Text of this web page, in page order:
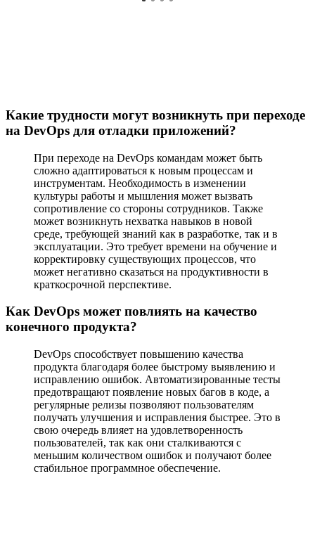
Какие трудности могут возникнуть при переходе
на DevOps для отладки приложений?
При переходе на DevOps командам может быть
сложно адаптироваться к новым процессам и
инструментам. Необходимость в изменении
культуры работы и мышления может вызвать
сопротивление со стороны сотрудников. Также
может возникнуть нехватка навыков в новой
среде, требующей знаний как в разработке, так и в
эксплуатации. Это требует времени на обучение и
корректировку существующих процессов, что
может негативно сказаться на продуктивности в
краткосрочной перспективе.
Как DevOps может повлиять на качество
конечного продукта?
DevOps способствует повышению качества
продукта благодаря более быстрому выявлению и
исправлению ошибок. Автоматизированные тесты
предотвращают появление новых багов в коде, а
регулярные релизы позволяют пользователям
получать улучшения и исправления быстрее. Это в
свою очередь влияет на удовлетворенность
пользователей, так как они сталкиваются с
меньшим количеством ошибок и получают более
стабильное программное обеспечение.